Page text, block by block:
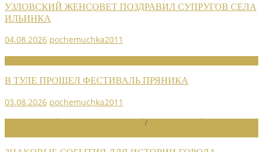
УЗЛОВСКИЙ ЖЕНСОВЕТ ПОЗДРАВИЛ СУПРУГОВ СЕЛА
ИЛЬИНКА
04.08.2026 pochemuchka2011
В ТУЛЕ ПРОШЕЛ ФЕСТИВАЛЬ ПРЯНИКА
03.08.2026 pochemuchka2011
/